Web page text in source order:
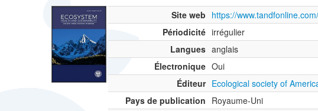
Site web https://
Périodicité irrégulier
Langues anglais
Électronique Oui
Éditeur Ecological society of
Pays de publication Royaume-Uni